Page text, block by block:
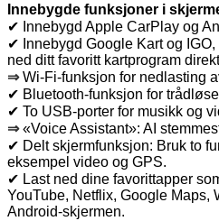
Innebygde funksjoner i
✔ Innebygd Apple CarPlay og
✔ Innebygd Google Kart og
ned ditt favoritt kartprogram
⇒Wi-Fi-funksjon for nedlasting
✔ Bluetooth-funksjon for
✔ To USB-porter for musikk og
⇒«Voice Assistant»: AI
✔ Delt skjermfunksjon: Bruk to
eksempel video og GPS.
✔ Last ned dine favorittapper
YouTube, Netflix, Google Maps,
Android-skjermen.